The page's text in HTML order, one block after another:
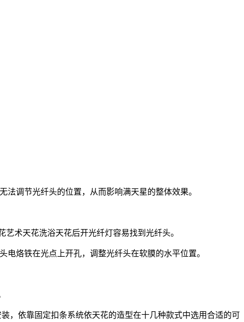
调节光纤头的位置，从而影响满天星的整体效果。
术天花洗浴天花后开光纤灯容易找到光纤头。
烙铁在光点上开孔，调整光纤头在软膜的水平位置。
，依靠固定扣条系统依天花的造型在十几种款式中选用合适的可